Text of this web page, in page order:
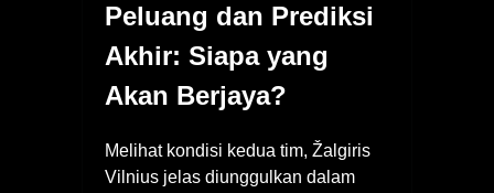
Peluang dan Prediksi
Akhir: Siapa yang
Akan Berjaya?
Melihat kondisi kedua tim, Žalgiris
Vilnius jelas diunggulkan dalam